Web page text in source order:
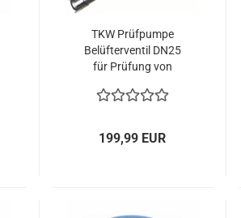
TKW Prüfpumpe
Belüfterventil DN25
für Prüfung von
armaturen
199,99 EUR